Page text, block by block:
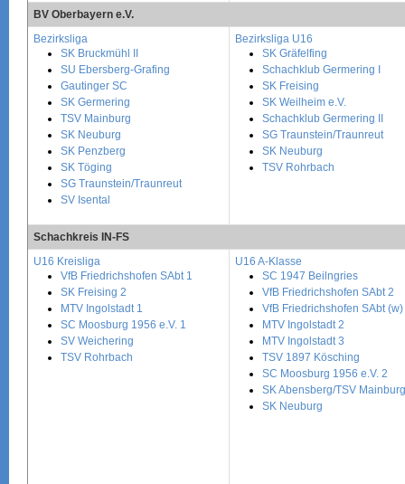
BV Oberbayern e.V.
Bezirksliga
SK Bruckmühl II
SU Ebersberg-Grafing
Gautinger SC
SK Germering
TSV Mainburg
SK Neuburg
SK Penzberg
SK Töging
SG Traunstein/Traunreut
SV Isental
Bezirksliga U16
SK Gräfelfing
Schachklub Germering I
SK Freising
SK Weilheim e.V.
Schachklub Germering II
SG Traunstein/Traunreut
SK Neuburg
TSV Rohrbach
Schachkreis IN-FS
U16 Kreisliga
VfB Friedrichshofen SAbt 1
SK Freising 2
MTV Ingolstadt 1
SC Moosburg 1956 e.V. 1
SV Weichering
TSV Rohrbach
U16 A-Klasse
SC 1947 Beilngries
VfB Friedrichshofen SAbt 2
VfB Friedrichshofen SAbt (w)
MTV Ingolstadt 2
MTV Ingolstadt 3
TSV 1897 Kösching
SC Moosburg 1956 e.V. 2
SK Abensberg/TSV Mainburg
SK Neuburg